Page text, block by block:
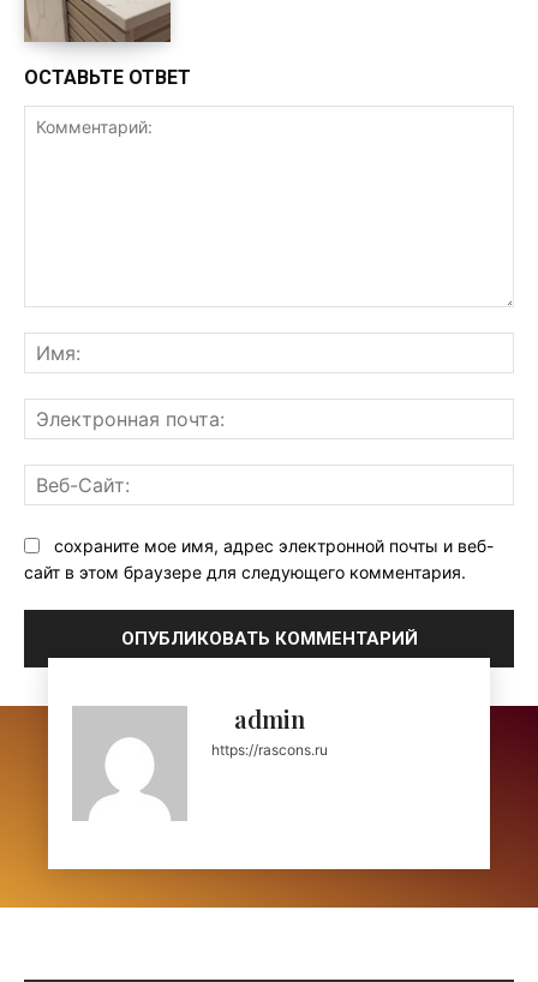
ОСТАВЬТЕ ОТВЕТ
сохраните мое имя, адрес электронной почты и веб-
сайт в этом браузере для следующего комментария.
admin
https://rascons.ru